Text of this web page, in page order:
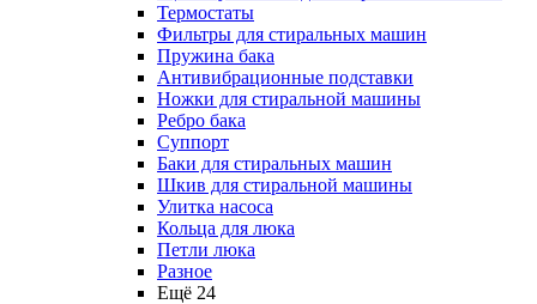
Термостаты
Фильтры для стиральных машин
Пружина бака
Антивибрационные подставки
Ножки для стиральной машины
Ребро бака
Суппорт
Баки для стиральных машин
Шкив для стиральной машины
Улитка насоса
Кольца для люка
Петли люка
Разное
Ещё 24